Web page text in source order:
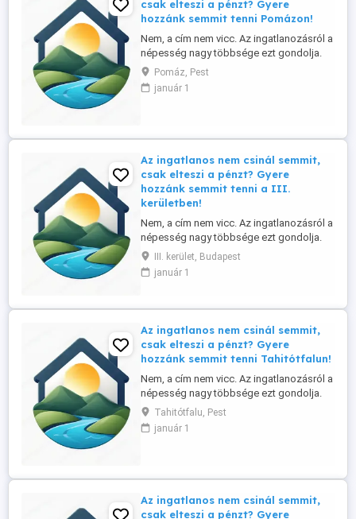
csak elteszi a pénzt? Gyere
hozzánk semmit tenni Pomázon!
Nem, a cím nem vicc. Az ingatlanozásról a
népesség nagy többsége ezt gondolja.
Ennek tükrében ingatlan irodánk referens-
üzlettársat keres a Szentendrei szigeten
és környékén, elsősorban helyi lakos
nincs semmiféle havi, vagy ...
Pomáz, Pest
január 1
Az ingatlanos nem csinál semmit,
csak elteszi a pénzt? Gyere
hozzánk semmit tenni a III.
kerületben!
Nem, a cím nem vicc. Az ingatlanozásról a
népesség nagy többsége ezt gondolja.
Ennek tükrében ingatlan irodánk referens-
üzlettársat keres a Szentendrei szigeten
és környékén, elsősorban helyi lakos
szükséges, a betanítást vállaljuk. Nálunk: -
nincs semmiféle havi, vagy ...
III. kerület, Budapest
január 1
Az ingatlanos nem csinál semmit,
csak elteszi a pénzt? Gyere
hozzánk semmit tenni Tahitótfalun!
Nem, a cím nem vicc. Az ingatlanozásról a
népesség nagy többsége ezt gondolja.
Ennek tükrében ingatlan irodánk referens-
üzlettársat keres a Szentendrei szigeten
és környékén, elsősorban helyi lakos
nincs semmiféle havi, vagy ...
Tahitótfalu, Pest
január 1
Az ingatlanos nem csinál semmit,
csak elteszi a pénzt? Gyere